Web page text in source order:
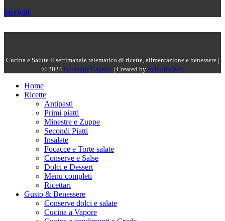
Iscriviti
Cucina e Salute il settimanale telematico di ricette, alimentazione e benessere |
© 2024 Giuseppe Capano | Created by AchromeWeb
Home
Ricette
Antipasti
Primi piatti
Minestre e Zuppe
Secondi Piatti
Insalate
Focacce e Torte salate
Conserve e Salse
Dolci e Dessert
Menu completi
Ricettari
Gusto & Benessere
Conserve dolci e salate
Cucina a Vapore